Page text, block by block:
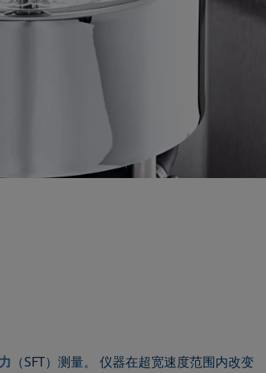
（SFT）测量。 仪器在超宽速度范围内改变